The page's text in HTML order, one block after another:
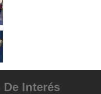
De Interés